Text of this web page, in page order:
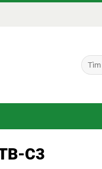
Tìm
kiếm:
C3